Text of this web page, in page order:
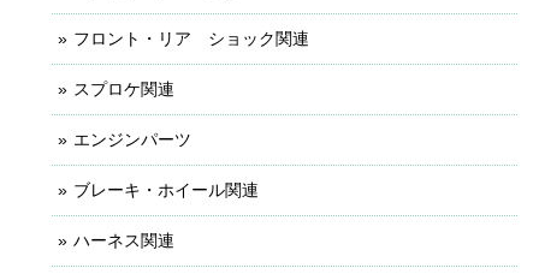
フロント・リア ショック関連
スプロケ関連
エンジンパーツ
ブレーキ・ホイール関連
ハーネス関連